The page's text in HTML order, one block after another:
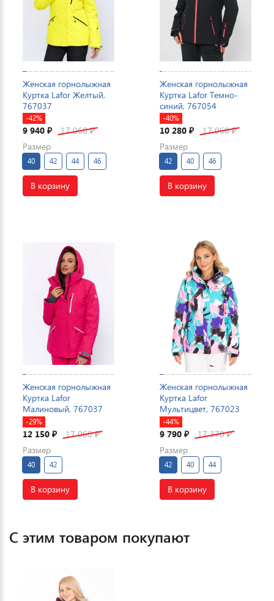
Женская горнолыжная
Куртка Lafor Желтый,
767037
-42%
9 940 ₽ 17 060₽
Размер
40 42 44 46
В корзину
Женская горнолыжная
Куртка Lafor Темно-
синий, 767054
-40%
10 280 ₽ 17 060₽
Размер
42 40 46
В корзину
Женская горнолыжная
Куртка Lafor
Малиновый, 767037
-29%
12 150 ₽ 17 060₽
Размер
40 42
В корзину
Женская горнолыжная
Куртка Lafor
Мультицвет, 767023
-44%
9 790 ₽ 17 370₽
Размер
42 40 44
В корзину
С этим товаром покупают